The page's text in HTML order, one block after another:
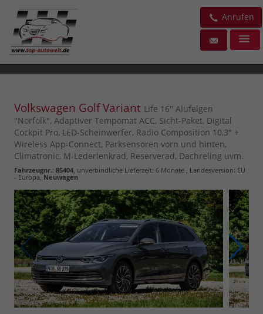
Anrufen
Volkswagen Golf Variant Life 16" Alufelgen
"Norfolk", Adaptiver Tempomat ACC, Sicht-Paket, Digital
Cockpit Pro, LED-Scheinwerfer, Radio Composition 10,3" +
Wireless App-Connect, Parksensoren vorn und hinten,
Climatronic, M-Lederlenkrad, Reserverad, Dachreling uvm.
Fahrzeugnr.: 85404 , unverbindliche Lieferzeit: 6 Monate , Landesversion: EU
- Europa,Neuwagen